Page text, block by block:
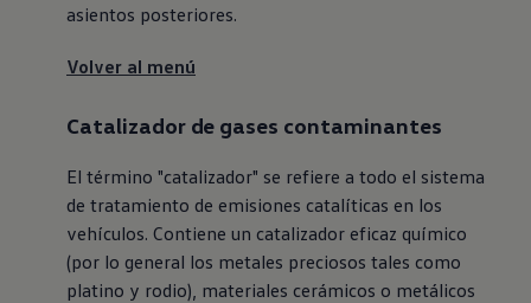
asientos posteriores.
Volver al menú
Catalizador de gases contaminantes
El término "catalizador" se refiere a todo el sistema
de tratamiento de emisiones catalíticas en los
vehículos. Contiene un catalizador eficaz químico
(por lo general los metales preciosos tales como
platino y rodio), materiales cerámicos o metálicos